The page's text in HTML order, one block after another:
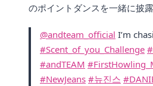
のポイントダンスを一緒に披露
@andteam_official I’m
#Scent_of_you_Challenge
#andTEAM
#NewJeans #뉴진스